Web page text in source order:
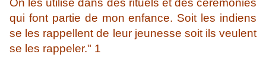
On les utilise dans des rituels et des cérémonies
qui font partie de mon enfance. Soit les indiens
se les rappellentde leur jeunesse soit ils veulent
se les rappeler." 1